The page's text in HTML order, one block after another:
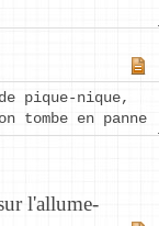
pique-nique,
tombe en panne
l'allume-